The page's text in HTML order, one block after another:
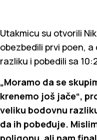
Utakmicu su otvorili
obezbedili prvi poen,
razliku i pobedili sa
„Moramo da se
krenemo još jače“,
veliku bodovnu
da ih pobeđuje.